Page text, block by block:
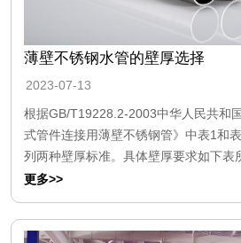
薄壁不锈钢水管的壁厚选择
2023-07-13
根据GB/T19228.2-2003中华人民共和
式管件连接用薄壁不锈钢管》中表1和
列两种壁厚标准。具体壁厚要求如下表
更多>>